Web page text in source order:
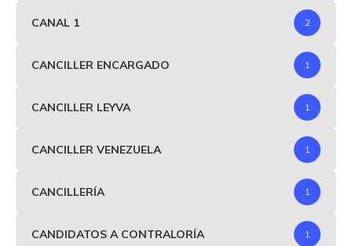
CANAL 1 2
CANCILLER ENCARGADO 1
CANCILLER LEYVA 1
CANCILLER VENEZUELA 1
CANCILLERÍA 1
CANDIDATOS A CONTRALORÍA 1